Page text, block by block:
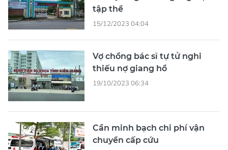
tập thể
15/12/2023 04:04
Vợ chồng bác sĩ tự tử nghi
thiếu nợ giang hồ
19/10/2023 06:34
Cần minh bạch chi phí vận
chuyển cấp cứu